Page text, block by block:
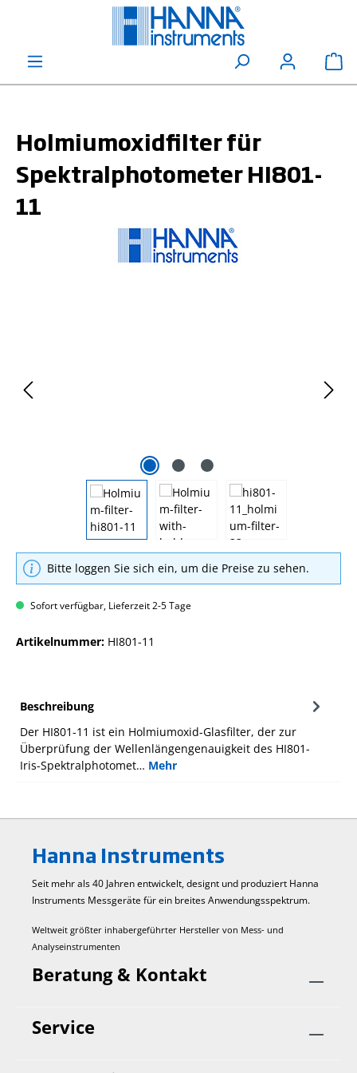
Holmiumoxidfilter für
Spektralphotometer HI801-
11
Bitte loggen Sie sich ein, um die Preise zu sehen.
Sofort verfügbar, Lieferzeit 2-5 Tage
Artikelnummer: HI801-11
Beschreibung
Der HI801-11 ist ein Holmiumoxid-Glasfilter, der zur
Überprüfung der Wellenlängengenauigkeit des HI801-
Iris-Spektralphotomet… Mehr
Hanna Instruments
Seit mehr als 40 Jahren entwickelt, designt und produziert Hanna
Instruments Mess­geräte für ein breites Anwendungs­spektrum.
Weltweit größter inhabergeführter Hersteller von Mess- und
Analyseinstrumenten
Beratung & Kontakt
Service